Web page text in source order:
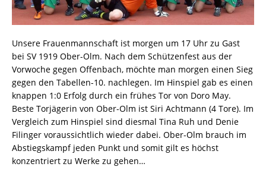
Unsere Frauenmannschaft ist morgen um 17 Uhr zu Gast
bei SV 1919 Ober-Olm. Nach dem Schützenfest aus der
Vorwoche gegen Offenbach, möchte man morgen einen Sieg
gegen den Tabellen-10. nachlegen. Im Hinspiel gab es einen
knappen 1:0 Erfolg durch ein frühes Tor von Doro May.
Beste Torjägerin von Ober-Olm ist Siri Achtmann (4 Tore). Im
Vergleich zum Hinspiel sind diesmal Tina Ruh und Denie
Filinger voraussichtlich wieder dabei. Ober-Olm brauch im
Abstiegskampf jeden Punkt und somit gilt es höchst
konzentriert zu Werke zu gehen…